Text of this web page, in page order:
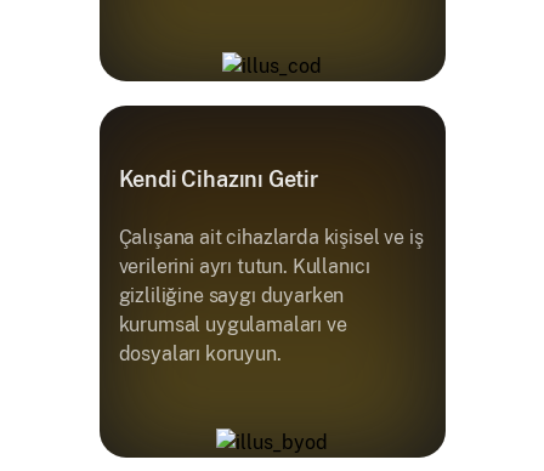
Kendi Cihazını Getir
Çalışana ait cihazlarda kişisel ve iş
verilerini ayrı tutun. Kullanıcı
gizliliğine saygı duyarken
kurumsal uygulamaları ve
dosyaları koruyun.